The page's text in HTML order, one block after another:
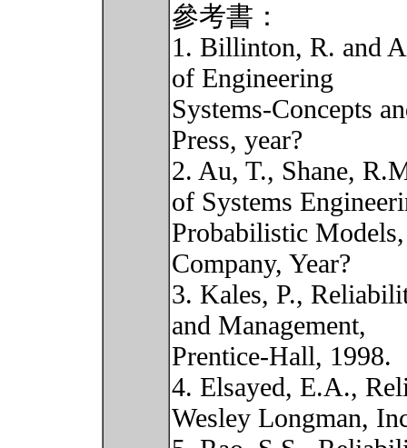
參考書：
1. Billinton, R. and
of Engineering
Systems-Concepts
Press, year?
2. Au, T., Shane,
of Systems
Probabilistic
Company, Year?
3. Kales, P.,
and Management,
Prentice-Hall, 1998.
4. Elsayed, E.A.,
Wesley Longman,